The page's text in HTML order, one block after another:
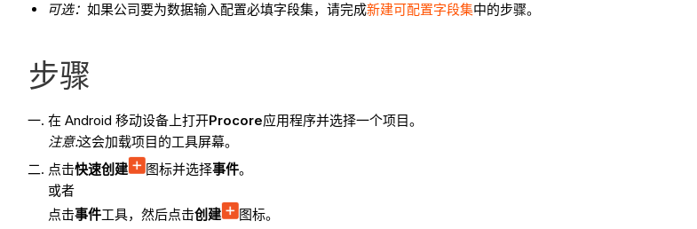
可选： 如果公司要为数据输入配置必填字段集，请完成新建可配置字段集中的步骤。
步骤
在 Android 移动设备上打开Procore应用程序并选择一个项目。
注意:这会加载项目的工具屏幕。
点击快速创建 图标并选择事件。
或者
点击事件工具，然后点击创建
图标。